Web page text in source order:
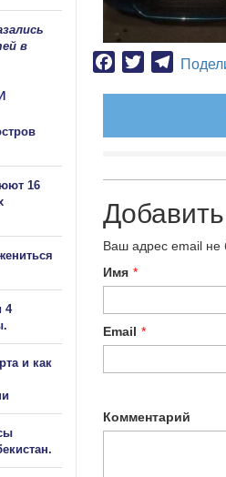
Facebook
Twitter
Ваш адрес email не
Имя *
Email *
Комментарий
в
16
4
и как